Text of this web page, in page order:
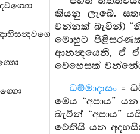
කියනු ලැබේ.
වන්නක් බැවින්)
මොහුට
ආනන්‍දයෙනි, ඒ
වෙහෙසක්
ධම්මාදාසං=
මෙය “අපාය”
බැවින් “අපාය”
වෙතියි යන